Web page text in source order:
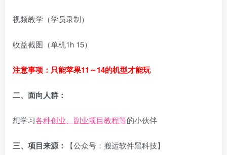
视频教学（学员录制）
收益截图（单机1h 15）
注意事项：只能苹果11～14的机型才能玩
二、面向人群：
想学习各种创业、副业项目教程等的小伙伴
三、项目来源： 【公众号：搬运软件黑科技】